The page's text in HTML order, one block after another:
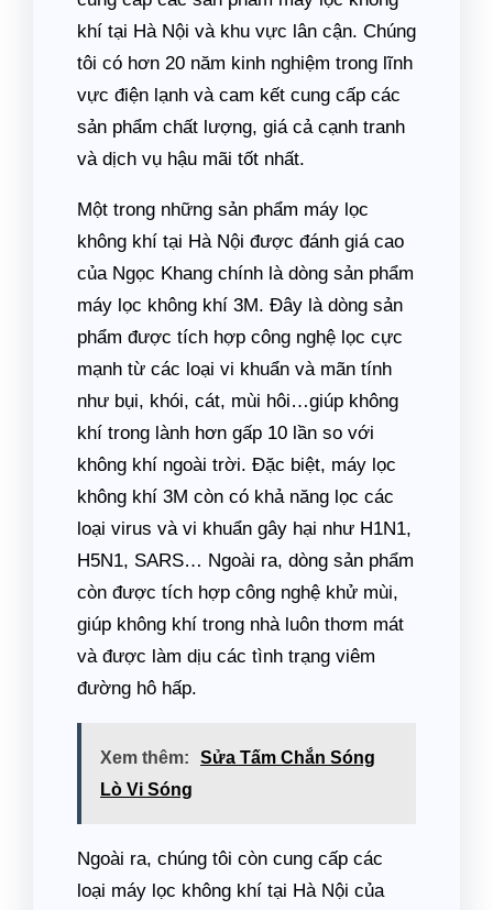
khí tại Hà Nội và khu vực lân cận. Chúng
tôi có hơn 20 năm kinh nghiệm trong lĩnh
vực điện lạnh và cam kết cung cấp các
sản phẩm chất lượng, giá cả cạnh tranh
và dịch vụ hậu mãi tốt nhất.
Một trong những sản phẩm máy lọc
không khí tại Hà Nội được đánh giá cao
của Ngọc Khang chính là dòng sản phẩm
máy lọc không khí 3M. Đây là dòng sản
phẩm được tích hợp công nghệ lọc cực
mạnh từ các loại vi khuẩn và mãn tính
như bụi, khói, cát, mùi hôi…giúp không
khí trong lành hơn gấp 10 lần so với
không khí ngoài trời. Đặc biệt, máy lọc
không khí 3M còn có khả năng lọc các
loại virus và vi khuẩn gây hại như H1N1,
H5N1, SARS… Ngoài ra, dòng sản phẩm
còn được tích hợp công nghệ khử mùi,
giúp không khí trong nhà luôn thơm mát
và được làm dịu các tình trạng viêm
đường hô hấp.
Xem thêm:
Sửa Tấm Chắn Sóng
Lò Vi Sóng
Ngoài ra, chúng tôi còn cung cấp các
loại máy lọc không khí tại Hà Nội của